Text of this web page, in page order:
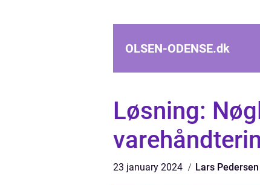
OLSEN-ODENSE.dk
Løsning:
23 january 2024 Lars Pedersen